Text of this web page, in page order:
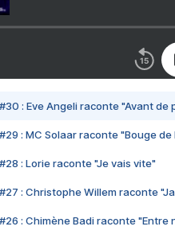
#30 : Eve Angeli raconte "Avant de
#29 : MC Solaar raconte "Bouge de
#28 : Lorie raconte "Je vais vite"
#27 : Christophe Willem raconte
#26 : Chimène Badi raconte "Entre